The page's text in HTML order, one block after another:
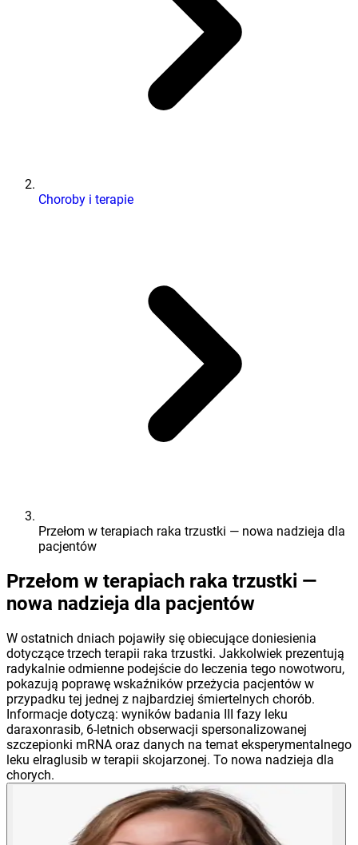
Choroby i terapie
Przełom w terapiach raka trzustki — nowa nadzieja dla
pacjentów
Przełom w terapiach raka trzustki —
nowa nadzieja dla pacjentów
W ostatnich dniach pojawiły się obiecujące doniesienia
dotyczące trzech terapii raka trzustki. Jakkolwiek prezentują
radykalnie odmienne podejście do leczenia tego nowotworu,
pokazują poprawę wskaźników przeżycia pacjentów w
przypadku tej jednej z najbardziej śmiertelnych chorób.
Informacje dotyczą: wyników badania III fazy leku
daraxonrasib, 6-letnich obserwacji spersonalizowanej
szczepionki mRNA oraz danych na temat eksperymentalnego
leku elraglusib w terapii skojarzonej. To nowa nadzieja dla
chorych.